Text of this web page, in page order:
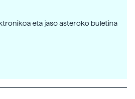
eta jaso asteroko buletina